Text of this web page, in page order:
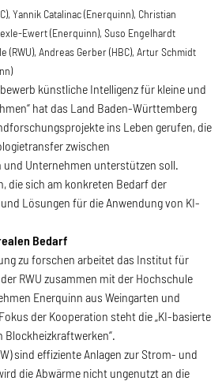
Yannik Catalinac (Enerquinn), Christian
Ewert (Enerquinn), Suso Engelhardt
(RWU), Andreas Gerber (HBC), Artur Schmidt
künstliche Intelligenz für kleine und
hat das Land Baden-Württemberg
ins Leben gerufen, die
zwischen
Unternehmen unterstützen soll.
die sich am konkreten Bedarf der
Lösungen für die Anwendung von KI-
Bedarf
zu forschen arbeitet das Institut für
RWU zusammen mit der Hochschule
Enerquinn aus Weingarten und
der Kooperation steht die „KI-basierte
sind effiziente Anlagen zur Strom- und
die Abwärme nicht ungenutzt an die